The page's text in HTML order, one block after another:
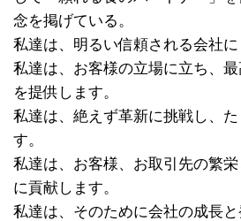
念を掲げている。
私達は、明るい信頼される会社に
私達は、お客様の立場に立ち、
を提供します。
私達は、絶えず革新に挑戦し、
す。
私達は、お客様、お取引先の繁
に貢献します。
私達は、そのために会社の成長と